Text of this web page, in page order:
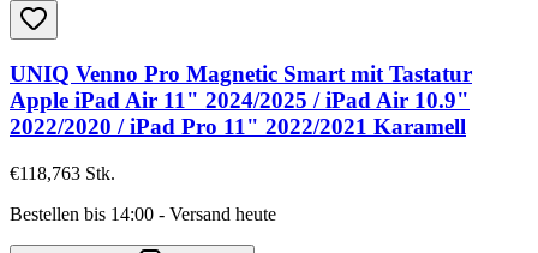
UNIQ Venno Pro Magnetic Smart mit Tastatur
Apple iPad Air 11" 2024/2025 / iPad Air 10.9"
2022/2020 / iPad Pro 11" 2022/2021 Karamell
€118,763 Stk.
Bestellen bis 14:00 - Versand heute